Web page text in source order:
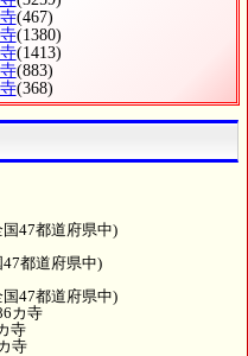
(467)
(1380)
(1413)
(883)
(368)
国47都道府県中)
47都道府県中)
国47都道府県中)
カ寺
寺
寺